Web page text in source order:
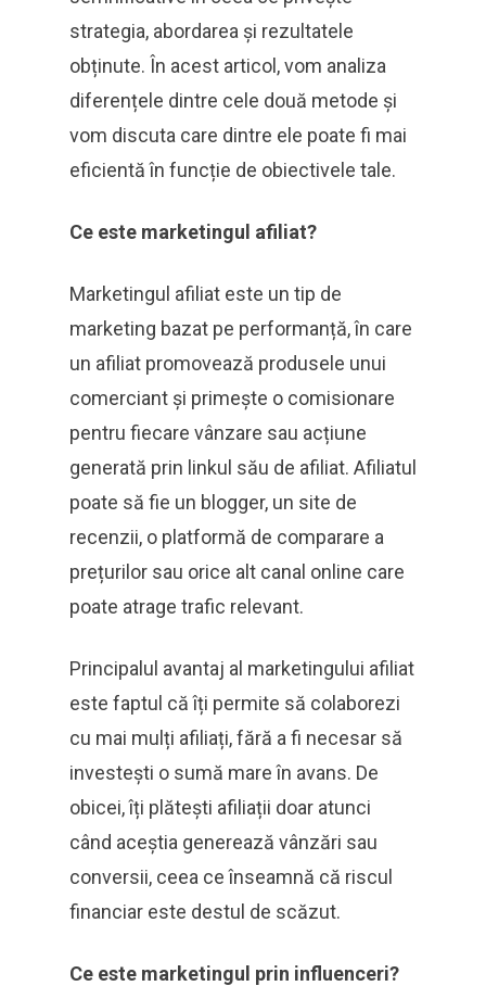
strategia, abordarea și rezultatele
obținute. În acest articol, vom analiza
diferențele dintre cele două metode și
vom discuta care dintre ele poate fi mai
eficientă în funcție de obiectivele tale.
Ce este marketingul afiliat?
Marketingul afiliat este un tip de
marketing bazat pe performanță, în care
un afiliat promovează produsele unui
comerciant și primește o comisionare
pentru fiecare vânzare sau acțiune
generată prin linkul său de afiliat. Afiliatul
poate să fie un blogger, un site de
recenzii, o platformă de comparare a
prețurilor sau orice alt canal online care
poate atrage trafic relevant.
Principalul avantaj al marketingului afiliat
este faptul că îți permite să colaborezi
cu mai mulți afiliați, fără a fi necesar să
investești o sumă mare în avans. De
obicei, îți plătești afiliații doar atunci
când aceștia generează vânzări sau
conversii, ceea ce înseamnă că riscul
financiar este destul de scăzut.
Ce este marketingul prin influenceri?